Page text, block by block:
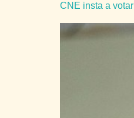
CNE insta a